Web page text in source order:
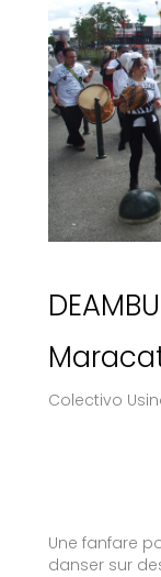
Colectivo
Une fanfare
danser sur